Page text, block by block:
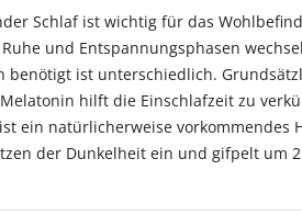
Schlaf ist wichtig für das
und Entspannungsphasen
benötigt ist unterschiedlich.
hilft die Einschlafzeit zu
ein natürlicherweise
der Dunkelheit ein und gifpelt um